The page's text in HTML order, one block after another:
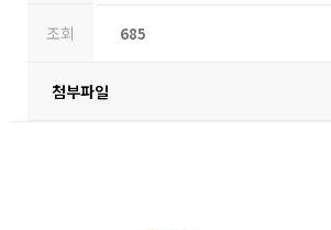
조회 685
첨부파일